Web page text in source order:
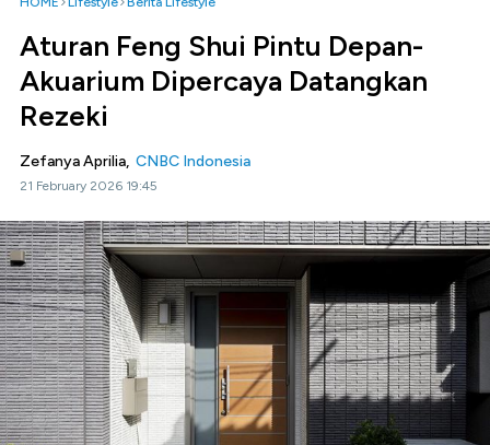
Aturan Feng Shui Pintu Depan-
Akuarium Dipercaya Datangkan
Rezeki
Zefanya Aprilia, CNBC Indonesia
21 February 2026 19:45